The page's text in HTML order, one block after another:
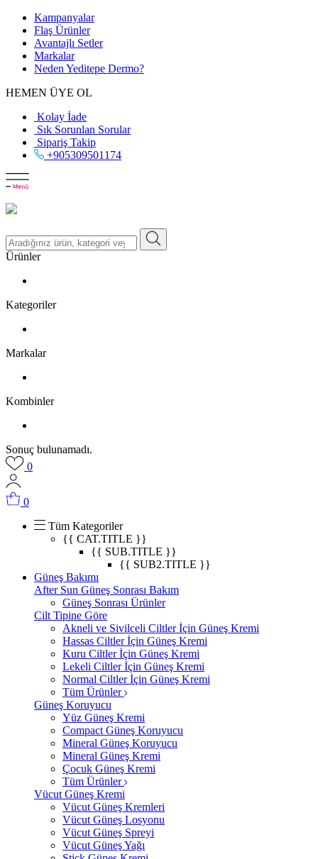
Kampanyalar
Flaş Ürünler
Avantajlı Setler
Markalar
Neden Yeditepe Dermo?
HEMEN ÜYE OL
Kolay İade
Sık Sorunlan Sorular
Sipariş Takip
+905309501174
Ürünler
Kategoriler
Markalar
Kombinler
Sonuç bulunamadı.
0
0
Tüm Kategoriler
{{ CAT.TITLE }}
{{ SUB.TITLE }}
{{ SUB2.TITLE }}
Güneş Bakımı
After Sun Güneş Sonrası Bakım
Güneş Sonrası Ürünler
Cilt Tipine Göre
Akneli ve Sivilceli Ciltler İçin Güneş Kremi
Hassas Ciltler İçin Güneş Kremi
Kuru Ciltler İçin Güneş Kremi
Lekeli Ciltler İçin Güneş Kremi
Normal Ciltler İçin Güneş Kremi
Tüm Ürünler
Güneş Koruyucu
Yüz Güneş Kremi
Compact Güneş Koruyucu
Mineral Güneş Koruyucu
Mineral Güneş Kremi
Çocuk Güneş Kremi
Tüm Ürünler
Vücut Güneş Kremi
Vücut Güneş Kremleri
Vücut Güneş Losyonu
Vücut Güneş Spreyi
Vücut Güneş Yağı